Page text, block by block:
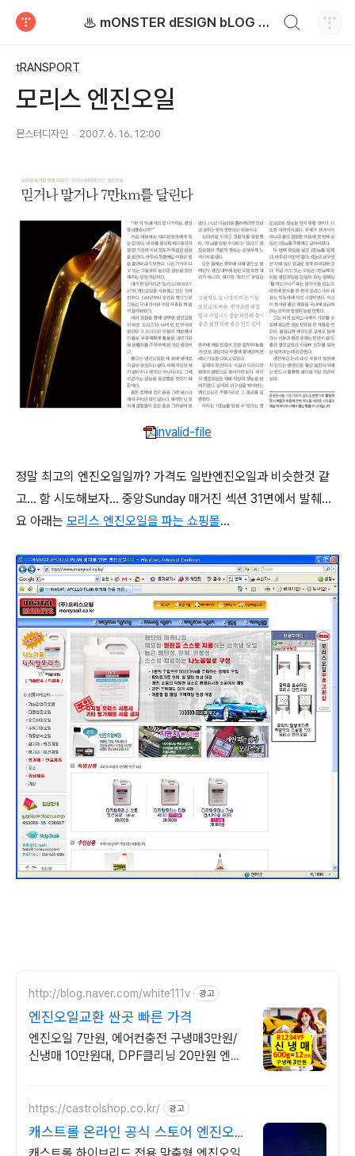
♨ mONSTER dESIGN bLOG - 몬스터디자인 블로그
tRANSPORT
모리스 엔진오일
몬스터디자인 2007. 6. 16. 12:00
invalid-file
정말 최고의 엔진오일일까? 가격도 일반엔진오일과 비슷한것 같
고... 함 시도해보자... 중앙Sunday 매거진 섹션 31면에서 발췌...
요 아래는 모리스 엔진오일을 파는 쇼핑몰...
http://blog.naver.com/white111v 광고
엔진오일교환 싼곳 빠른 가격
엔진오일 7만원, 에어컨충전 구냉매3만원/
신냉매 10만원대, DPF클리닝 20만원 엔진
https://castrolshop.co.kr/ 광고
캐스트롤 온라인 공식 스토어 엔진오일
전문 브랜드